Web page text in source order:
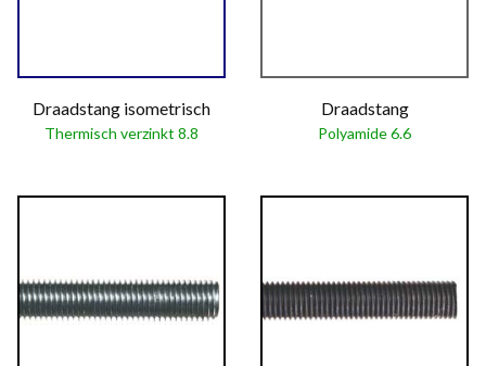
Draadstang isometrisch
Thermisch verzinkt 8.8
Draadstang
Polyamide 6.6